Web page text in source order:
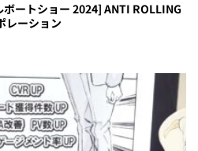
ートショー 2024] ANTI ROLLING
レーション